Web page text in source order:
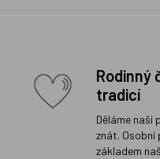
Rodinný
tradicí
Děláme naši
znát. Osobní
základem